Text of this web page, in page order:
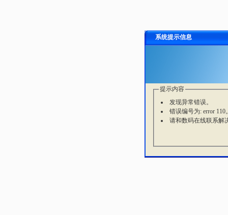
系统提示信息
提示内容
发现异常错误。
错误编号为: error 110
请和数码在线联系解